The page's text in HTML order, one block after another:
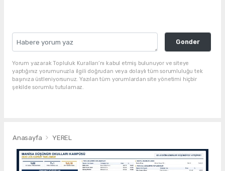
Gonder
Yorum yazarak Topluluk Kuralları’nı kabul etmiş bulunuyor ve siteye
yaptığınız yorumunuzla ilgili doğrudan veya dolaylı tüm sorumluluğu tek
başınıza üstleniyorsunuz. Yazılan tüm yorumlardan site yönetimi hiçbir
şekilde sorumlu tutulamaz.
Anasayfa YEREL